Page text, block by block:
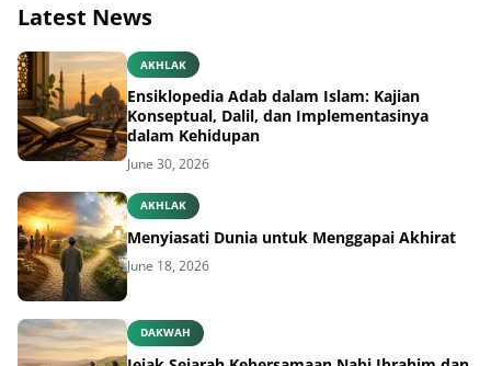
Latest News
AKHLAK
Ensiklopedia Adab dalam Islam: Kajian
Konseptual, Dalil, dan Implementasinya
dalam Kehidupan
June 30, 2026
AKHLAK
Menyiasati Dunia untuk Menggapai Akhirat
June 18, 2026
DAKWAH